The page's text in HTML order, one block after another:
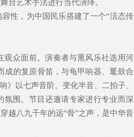
台艺术手法进行当代演绎。
性，为中国民乐搭建了一个“活态传
观众面前。演奏者与熏风乐社选用河
成的复原骨笛，与龟甲响器、鼍鼓合
》以七声音阶、变化半音、二拍子、
氛围。节目还邀请专家进行专业而深
越八九千年的远“骨”之声，是中华音